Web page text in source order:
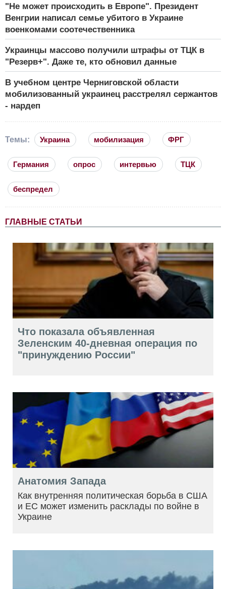
"Не может происходить в Европе". Президент
Венгрии написал семье убитого в Украине
военкомами соотечественника
Украинцы массово получили штрафы от ТЦК в
"Резерв+". Даже те, кто обновил данные
В учебном центре Черниговской области
мобилизованный украинец расстрелял сержантов
- нардеп
Темы: Украина мобилизация ФРГ
Германия опрос интервью ТЦК
беспредел
ГЛАВНЫЕ СТАТЬИ
Что показала объявленная
Зеленским 40-дневная операция по
"принуждению России"
Анатомия Запада
Как внутренняя политическая борьба в США
и ЕС может изменить расклады по войне в
Украине